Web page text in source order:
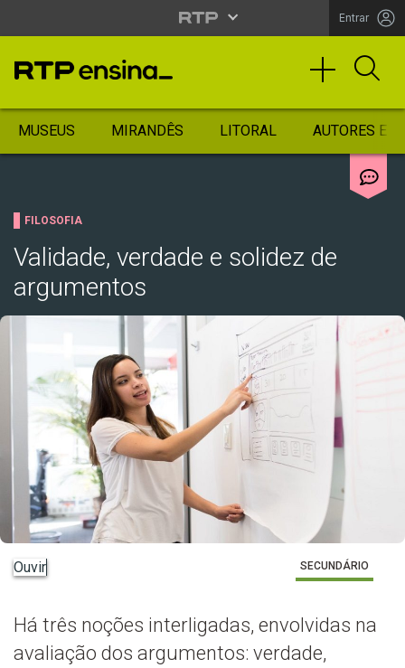
Entrar
MUSEUS MIRANDÊS LITORAL AUTORES
FILOSOFIA
Validade, verdade e solidez de
argumentos
Ouvir SECUNDÁRIO
Há três noções interligadas, envolvidas na
avaliação dos argumentos: verdade,